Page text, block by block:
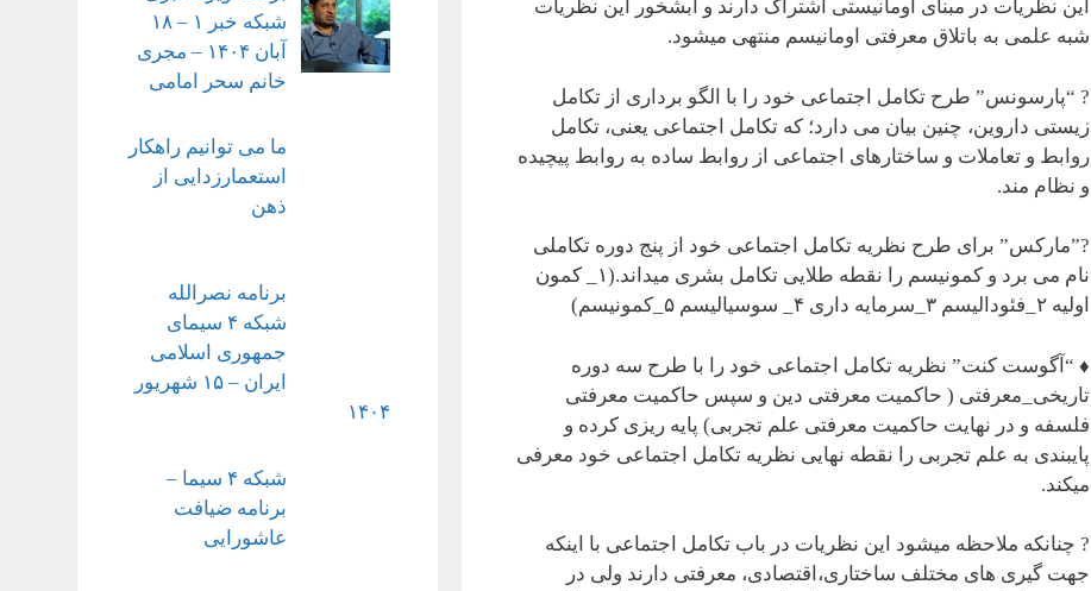
این نظریات در مبنای اومانیستی اشتراک دارند و آبشخور این نظریات
شبه علمی به باتلاق معرفتی اومانیسم منتهی میشود.
? “پارسونس” طرح تکامل اجتماعی خود را با الگو برداری از تکامل
زیستی داروین، چنین بیان می دارد؛ که تکامل اجتماعی یعنی، تکامل
روابط و تعاملات و ساختارهای اجتماعی از روابط ساده به روابط پیچیده
و نظام مند.
?”مارکس” برای طرح نظریه تکامل اجتماعی خود از پنج دوره تکاملی
نام می برد و کمونیسم را نقطه طلایی تکامل بشری میداند.(۱_ کمون
اولیه ۲_فئودالیسم ۳_سرمایه داری ۴_ سوسیالیسم ۵_کمونیسم)
♦️ “آگوست کنت” نظریه تکامل اجتماعی خود را با طرح سه دوره
تاریخی_معرفتی ( حاکمیت معرفتی دین و سپس حاکمیت معرفتی
فلسفه و در نهایت حاکمیت معرفتی علم تجربی) پایه ریزی کرده و
پایبندی به علم تجربی را نقطه نهایی نظریه تکامل اجتماعی خود معرفی
میکند.
? چنانکه ملاحظه میشود این نظریات در باب تکامل اجتماعی با اینکه
جهت گیری های مختلف ساختاری،اقتصادی، معرفتی دارند ولی در
شبکه خبر ۱ – ۱۸
آبان ۱۴۰۴ – مجری
خانم سحر امامی
ما می توانیم راهکار
استعمارزدایی از
ذهن
برنامه نصرالله
شبکه ۴ سیمای
جمهوری اسلامی
ایران – ۱۵ شهریور
۱۴۰۴
شبکه ۴ سیما –
برنامه ضیافت
عاشورایی